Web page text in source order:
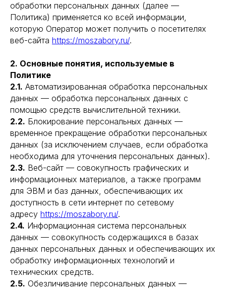
обработки персональных данных (далее —
Политика) применяется ко всей информации,
которую Оператор может получить о посетителях
веб-сайта https://moszabory.ru/.
2. Основные понятия, используемые в
Политике
2.1. Автоматизированная обработка персональных
данных — обработка персональных данных с
помощью средств вычислительной техники.
2.2. Блокирование персональных данных —
временное прекращение обработки персональных
данных (за исключением случаев, если обработка
необходима для уточнения персональных данных).
2.3. Веб-сайт — совокупность графических и
информационных материалов, а также программ
для ЭВМ и баз данных, обеспечивающих их
доступность в сети интернет по сетевому
адресу https://moszabory.ru/.
2.4. Информационная система персональных
данных — совокупность содержащихся в базах
данных персональных данных и обеспечивающих их
обработку информационных технологий и
технических средств.
2.5. Обезличивание персональных данных —